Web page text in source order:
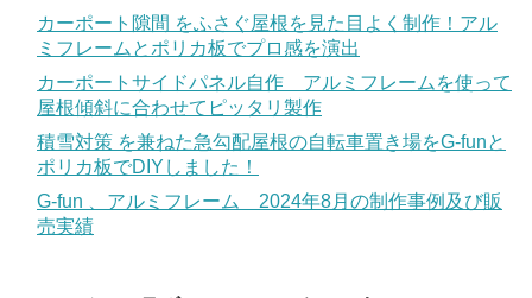
カーポート隙間 をふさぐ屋根を見た目よく制作！アル
ミフレームとポリカ板でプロ感を演出
カーポートサイドパネル自作 アルミフレームを使って
屋根傾斜に合わせてピッタリ製作
積雪対策 を兼ねた急勾配屋根の自転車置き場をG-funと
ポリカ板でDIYしました！
G-fun 、アルミフレーム 2024年8月の制作事例及び販
売実績